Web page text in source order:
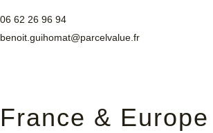
06 62 26 96 94
benoit.guihomat@parcelvalue.fr
France & Europe